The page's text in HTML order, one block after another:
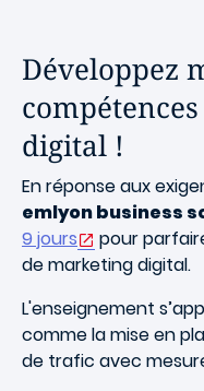
Développez
digital !
En réponse aux
emlyon business
9 jours
pour
de marketing digital.
L'enseignement
comme la mise en
de trafic avec